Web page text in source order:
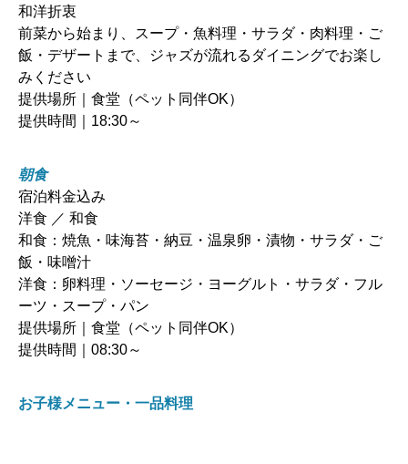
和洋折衷
前菜から始まり、スープ・魚料理・サラダ・肉料理・ご
飯・デザートまで、ジャズが流れるダイニングでお楽し
みください
提供場所｜食堂（ペット同伴OK）
提供時間｜18:30～
朝食
宿泊料金込み
洋食 ／ 和食
和食：焼魚・味海苔・納豆・温泉卵・漬物・サラダ・ご
飯・味噌汁
洋食：卵料理・ソーセージ・ヨーグルト・サラダ・フル
ーツ・スープ・パン
提供場所｜食堂（ペット同伴OK）
提供時間｜08:30～
お子様メニュー・一品料理